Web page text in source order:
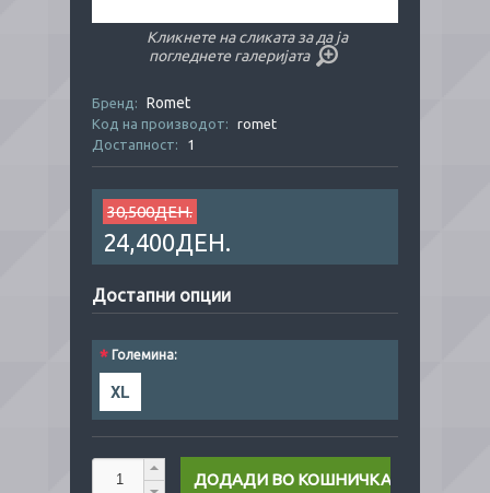
Кликнете на сликата за да ја
погледнете галеријата
Бренд: Romet
Код на производот:
romet
Достапност:
1
30,500ДЕН.
24,400ДЕН.
Достапни опции
* Големина:
XL